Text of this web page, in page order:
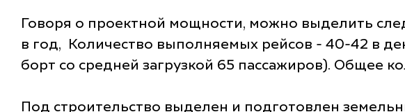
Говоря о проектной мощности, можно выделить
в год, Количество выполняемых рейсов - 40-42 в
борт со средней загрузкой 65 пассажиров). Общее
Под строительство выделен и подготовлен